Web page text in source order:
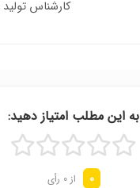
کارشناس
به این مطلب امتیاز دهید:
0 از 0 رأی